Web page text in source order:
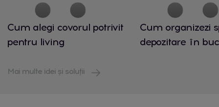
Cum alegi covorul potrivit
pentru living
Cum organizezi
depozitare în
Mai multe idei și soluții